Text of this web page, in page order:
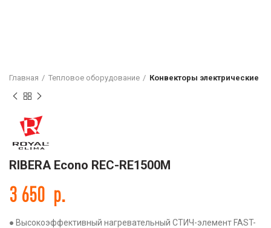
Главная Тепловое оборудование Конвекторы электрические
RIBERA Econo REC-RE1500M
3 650 р.
● Высокоэффективный нагревательный СТИЧ-элемент FAST-